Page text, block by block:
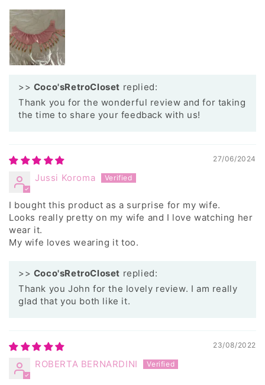
>> Coco'sRetroCloset replied:
Thank you for the wonderful review and for taking
the time to share your feedback with us!
27/06/2024
Jussi Koroma
I bought this product as a surprise for my wife.
Looks really pretty on my wife and I love watching her
wear it.
My wife loves wearing it too.
>> Coco'sRetroCloset replied:
Thank you John for the lovely review. I am really
glad that you both like it.
23/08/2022
ROBERTA BERNARDINI